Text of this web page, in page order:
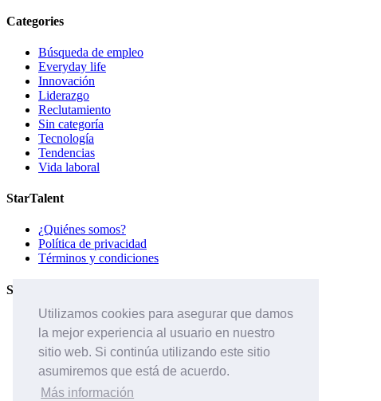
Utilizamos cookies para asegurar que damos
la mejor experiencia al usuario en nuestro
sitio web. Si continúa utilizando este sitio
asumiremos que está de acuerdo.
Más información
Categories
Búsqueda de empleo
Everyday life
Innovación
Liderazgo
Reclutamiento
Sin categoría
Tecnología
Tendencias
Vida laboral
StarTalent
¿Quiénes somos?
Política de privacidad
Términos y condiciones
Servicios
Páginas de carreras
Sistema ATS
Contáctanos
Páginas de carreras
Sistema ATS